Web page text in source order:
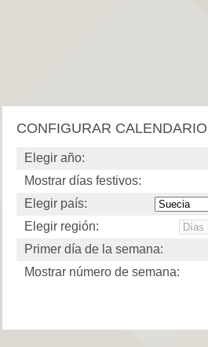
CONFIGURAR CALENDARIO
Elegir año:
Mostrar días festivos:
Elegir país:
Elegir región:
Primer día de la semana:
Mostrar número de semana: